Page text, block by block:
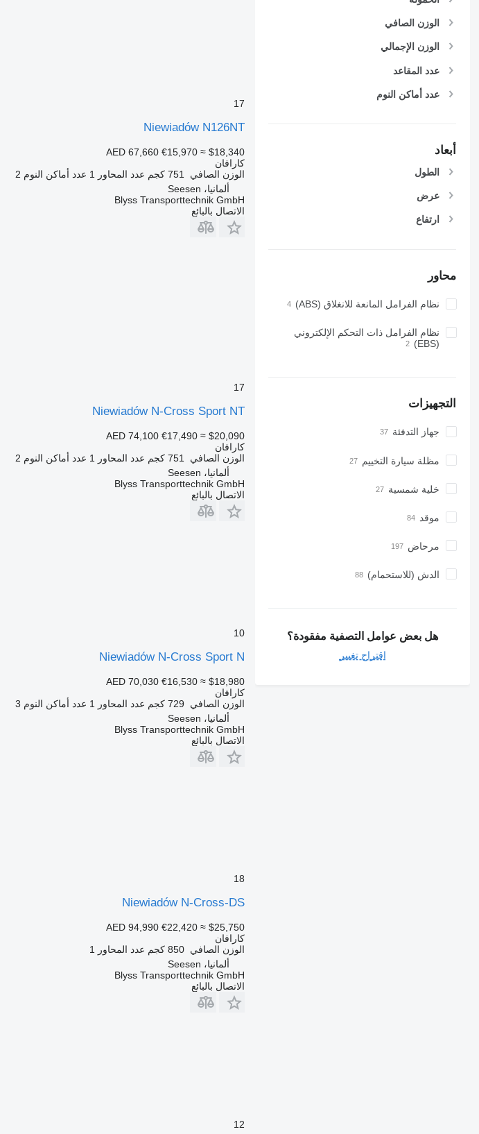
الوزن الصافي
الوزن الإجمالي
عدد المقاعد
عدد أماكن النوم
أبعاد
الطول
عرض
ارتفاع
محاور
نظام الفرامل المانعة للانغلاق (ABS)
نظام الفرامل ذات التحكم الإلكتروني
(EBS)
التجهيزات
جهاز التدفئة
مظلة سيارة التخييم
خلية شمسية
موقد
مرحاض
الدش (للاستحمام)
هل بعض عوامل التصفية مفقودة؟
اقتراح تغيير
17
Niewiadów N126NT
AED 67,660 €15,970 ≈ $18,340
كارافان
الوزن الصافي
751 كجم عدد المحاور 1 عدد أماكن النوم 2
ألمانيا، Seesen
Blyss Transporttechnik GmbH
الاتصال بالبائع
17
Niewiadów N-Cross Sport NT
AED 74,100 €17,490 ≈ $20,090
كارافان
الوزن الصافي
751 كجم عدد المحاور 1 عدد أماكن النوم 2
ألمانيا، Seesen
Blyss Transporttechnik GmbH
الاتصال بالبائع
10
Niewiadów N-Cross Sport N
AED 70,030 €16,530 ≈ $18,980
كارافان
الوزن الصافي
729 كجم عدد المحاور 1 عدد أماكن النوم 3
ألمانيا، Seesen
Blyss Transporttechnik GmbH
الاتصال بالبائع
18
Niewiadów N-Cross-DS
AED 94,990 €22,420 ≈ $25,750
كارافان
الوزن الصافي 850 كجم عدد المحاور
1
ألمانيا، Seesen
Blyss Transporttechnik GmbH
الاتصال بالبائع
12